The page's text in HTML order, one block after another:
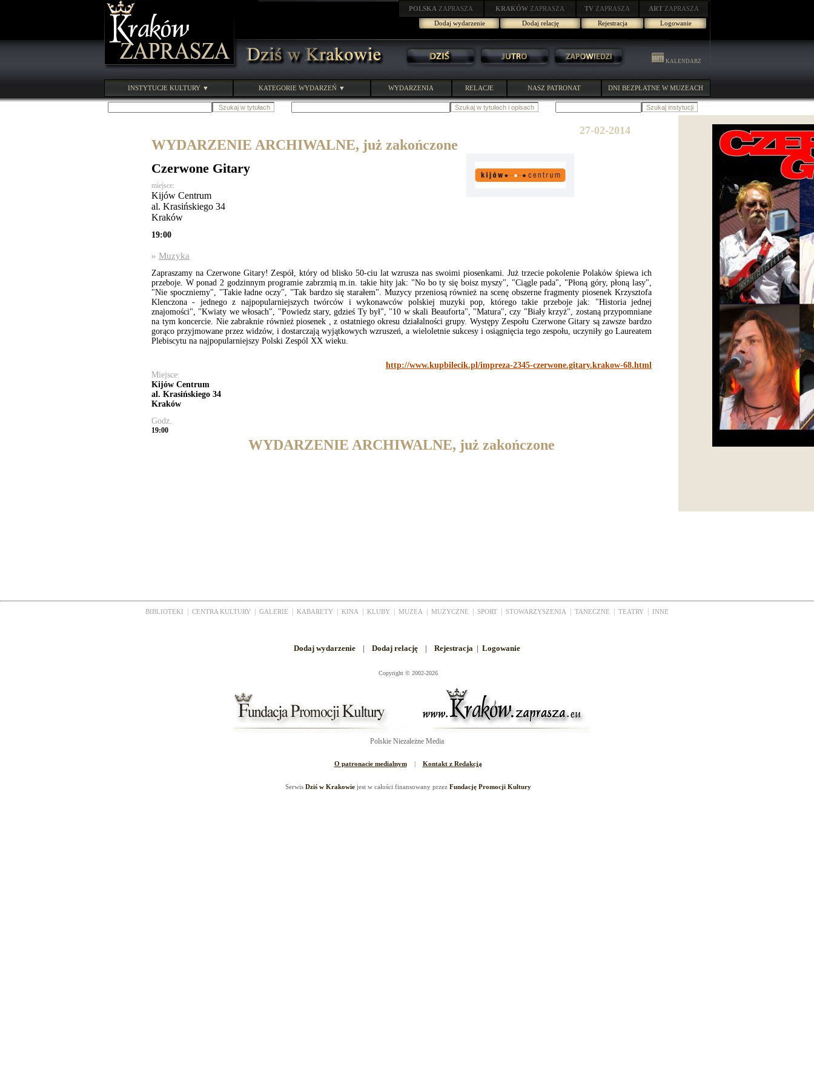
POLSKA ZAPRASZA KRAKÓW ZAPRASZA TV ZAPRASZA ART ZAPRASZA
Dodaj wydarzenie
Dodaj relację Rejestracja Logowanie
KALENDARZ
INSTYTUCJE KULTURY ▼ KATEGORIE WYDARZEŃ ▼ WYDARZENIA RELACJE NASZ PATRONAT DNI BEZPŁATNE W MUZEACH
27-02-2014
WYDARZENIE ARCHIWALNE, już zakończone
Czerwone Gitary
miejsce:
Kijów Centrum
al. Krasińskiego 34
Kraków
19:00
» Muzyka
Zapraszamy na Czerwone Gitary! Zespół, który od blisko 50-ciu lat wzrusza nas swoimi piosenkami. Już trzecie pokolenie Polaków śpiewa ich
przeboje. W ponad 2 godzinnym programie zabrzmią m.in. takie hity jak: "No bo ty się boisz myszy", "Ciągle pada", "Płoną góry, płoną lasy",
"Nie spoczniemy", "Takie ładne oczy", "Tak bardzo się starałem". Muzycy przeniosą również na scenę obszerne fragmenty piosenek Krzysztofa
Klenczona - jednego z najpopularniejszych twórców i wykonawców polskiej muzyki pop, którego takie przeboje jak: "Historia jednej
znajomości", "Kwiaty we włosach", "Powiedz stary, gdzieś Ty był", "10 w skali Beauforta", "Matura", czy "Biały krzyż", zostaną przypomniane
na tym koncercie. Nie zabraknie również piosenek , z ostatniego okresu działalności grupy. Występy Zespołu Czerwone Gitary są zawsze bardzo
gorąco przyjmowane przez widzów, i dostarczają wyjątkowych wzruszeń, a wieloletnie sukcesy i osiągnięcia tego zespołu, uczyniły go Laureatem
Plebiscytu na najpopularniejszy Polski Zespól XX wieku.
http://www.kupbilecik.pl/impreza-2345-czerwone.gitary.krakow-68.html
Miejsce:
Kijów Centrum
al. Krasińskiego 34
Kraków
Godz.
19:00
WYDARZENIE ARCHIWALNE, już zakończone
BIBLIOTEKI CENTRA KULTURY GALERIE KABARETY KINA KLUBY MUZEA MUZYCZNE SPORT STOWARZYSZENIA TANECZNE TEATRY INNE
Dodaj wydarzenie | Dodaj relację | Rejestracja | Logowanie
Copyright © 2002-2026
Polskie Niezależne Media
O patronacie medialnym| Kontakt z Redakcją
Serwis Dziś w Krakowiejest w całości finansowany przez Fundację Promocji Kultury